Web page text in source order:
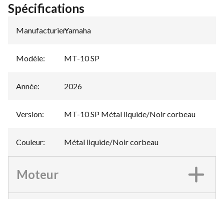
Spécifications
Manufacturier:
Yamaha
Modèle: MT-10 SP
Année: 2026
Version: MT-10 SP Métal liquide/Noir corbeau
Couleur: Métal liquide/Noir corbeau
Moteur